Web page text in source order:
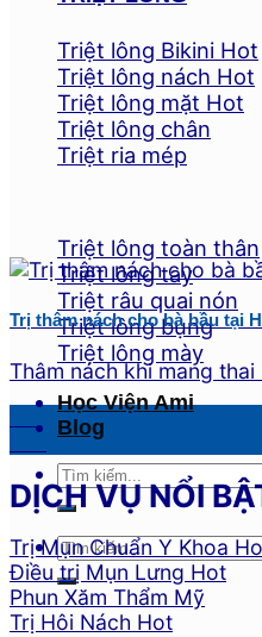
Triệt lông Bikini
Triệt lông nách
Triệt lông mặt
Triệt lông chân
Triệt ria mép
Triệt lông toàn thân
Triệt lông tay
Triệt râu quai nón
Triệt lông bụng
Triệt lông mày
Học Viện Ami
Blog
Trị thâm nách cho bà bầu tại
Thâm nách khi mang
DỊCH VỤ NỔI
Trị Mụn Chuẩn Y Khoa
Điều trị Mụn Lưng
Phun Xăm Thẩm Mỹ
Trị Hôi Nách